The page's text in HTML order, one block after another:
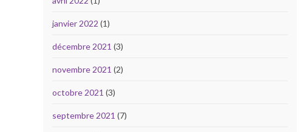
janvier 2022 (1)
décembre 2021 (3)
novembre 2021 (2)
octobre 2021 (3)
septembre 2021 (7)